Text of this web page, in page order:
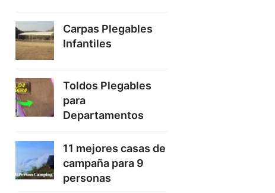
Carpas Plegables
Infantiles
Toldos Plegables
para
Departamentos
11 mejores casas de
campaña para 9
personas